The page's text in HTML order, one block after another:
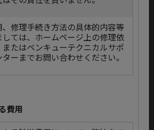
修理手続き方法の具体的内容等
しては、ホームページ上の修理依
またはベンキューテクニカルサポ
ーまでお問い合わせください。
費用